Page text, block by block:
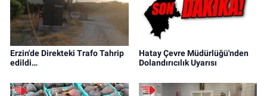
Erzin'de Direkteki Trafo Tahrip
edildi…
Hatay Çevre Müdürlüğü'nden
Dolandırıcılık Uyarısı